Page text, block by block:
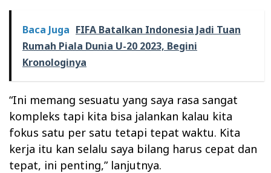
Baca Juga FIFA Batalkan Indonesia Jadi Tuan
Rumah Piala Dunia U-20 2023, Begini
Kronologinya
“Ini memang sesuatu yang saya rasa sangat
kompleks tapi kita bisa jalankan kalau kita
fokus satu per satu tetapi tepat waktu. Kita
kerja itu kan selalu saya bilang harus cepat dan
tepat, ini penting,” lanjutnya.